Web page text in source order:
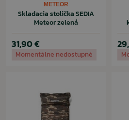
METEOR
Skladacia stolička SEDIA
Meteor zelená
31,90 €
Momentálne nedostupné